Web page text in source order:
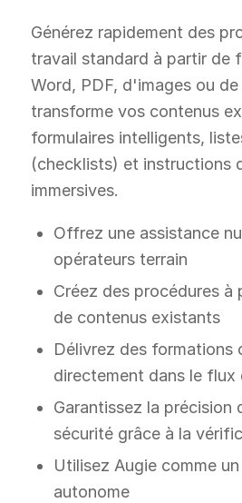
Générez rapidement des
travail standard à partir de
Word, PDF, d'images ou
transforme vos contenus
formulaires intelligents,
(checklists) et instructions
immersives.
Offrez une assistance
opérateurs terrain
Créez des procédures à
de contenus existants
Délivrez des formations
directement dans le flux
Garantissez la précision
sécurité grâce à la
Utilisez Augie comme
autonome